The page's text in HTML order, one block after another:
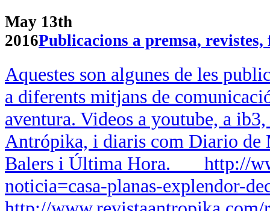
May 13th
2016Publicacions a premsa,
Aquestes son algunes de les
a diferents mitjans de
aventura. Videos a youtube, a
Antrópika, i diaris com Diario
Balers i Última Hora. http://
noticia=casa-planas-explendor-